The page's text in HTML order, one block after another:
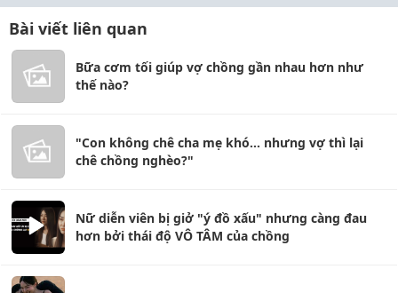
Bài viết liên quan
Bữa cơm tối giúp vợ chồng gần nhau hơn như
thế nào?
"Con không chê cha mẹ khó... nhưng vợ thì lại
chê chồng nghèo?"
Nữ diễn viên bị giở "ý đồ xấu" nhưng càng đau
hơn bởi thái độ VÔ TÂM của chồng